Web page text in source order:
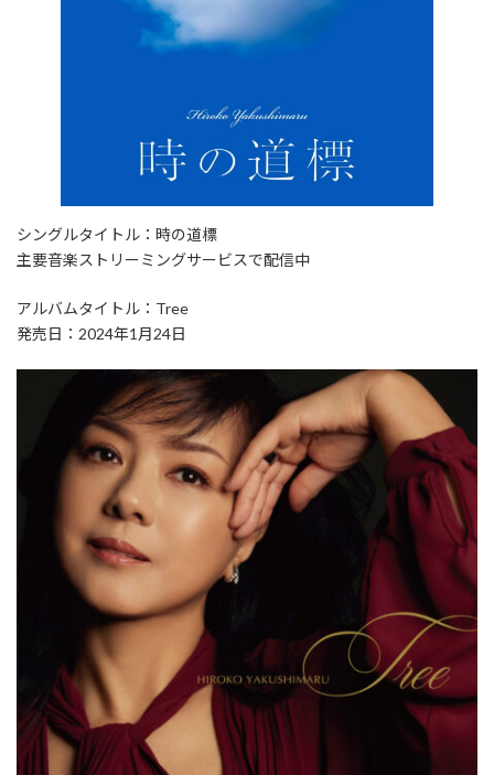
シングルタイトル：時の道標
主要音楽ストリーミングサービスで配信中
アルバムタイトル：Tree
発売日：2024年1月24日